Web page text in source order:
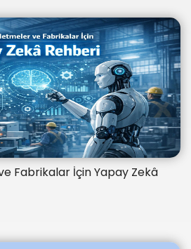
Fabrikalar İçin Yapay Zekâ